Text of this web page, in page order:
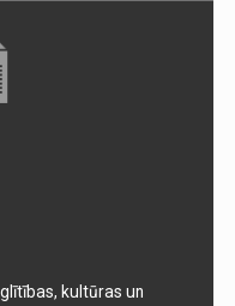
kultūras un